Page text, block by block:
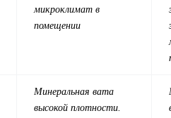
микроклимат в
помещении
Минеральная вата
высокой плотности.